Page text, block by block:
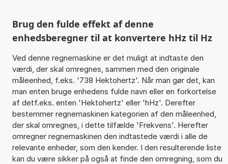
Brug den fulde effekt af denne
enhedsberegner til at konvertere hHz til Hz
Ved denne regnemaskine er det muligt at indtaste den
værdi, der skal omregnes, sammen med den originale
måleenhed, f.eks. '738 Hektohertz'. Når man gør det, kan
man enten bruge enhedens fulde navn eller en forkortelse
af detf.eks. enten 'Hektohertz' eller 'hHz'. Derefter
bestemmer regnemaskinen kategorien af den måleenhed,
der skal omregnes, i dette tilfælde 'Frekvens'. Herefter
omregner regnemaskinen den indtastede værdi i alle de
relevante enheder, som den kender. I den resulterende liste
kan du være sikker på også at finde den omregning, som du